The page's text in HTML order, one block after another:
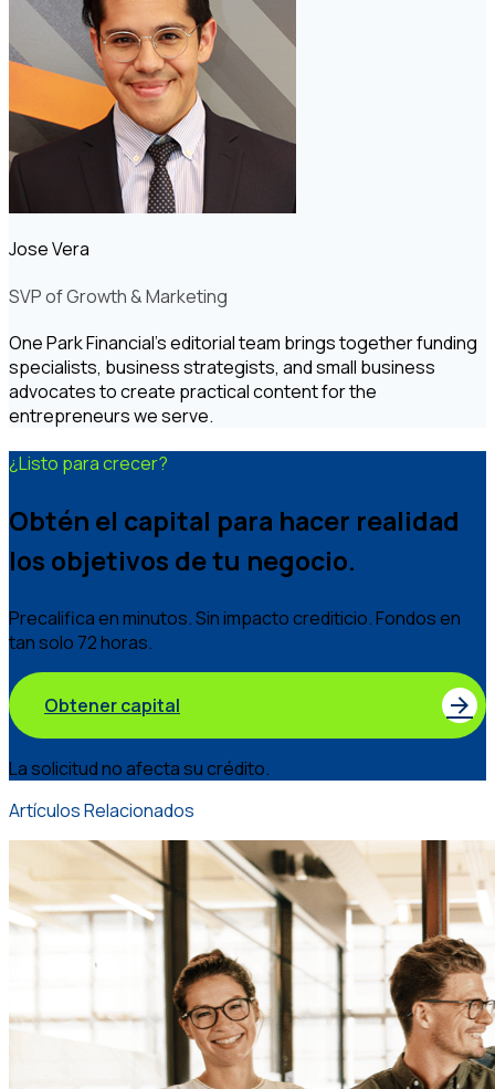
Jose Vera
SVP of Growth & Marketing
One Park Financial's editorial team brings together funding
specialists, business strategists, and small business
advocates to create practical content for the
entrepreneurs we serve.
¿Listo para crecer?
Obtén el capital para hacer realidad
los objetivos de tu negocio.
Precalifica en minutos. Sin impacto crediticio. Fondos en
tan solo 72 horas.
Obtener capital
La solicitud no afecta su crédito.
Artículos Relacionados